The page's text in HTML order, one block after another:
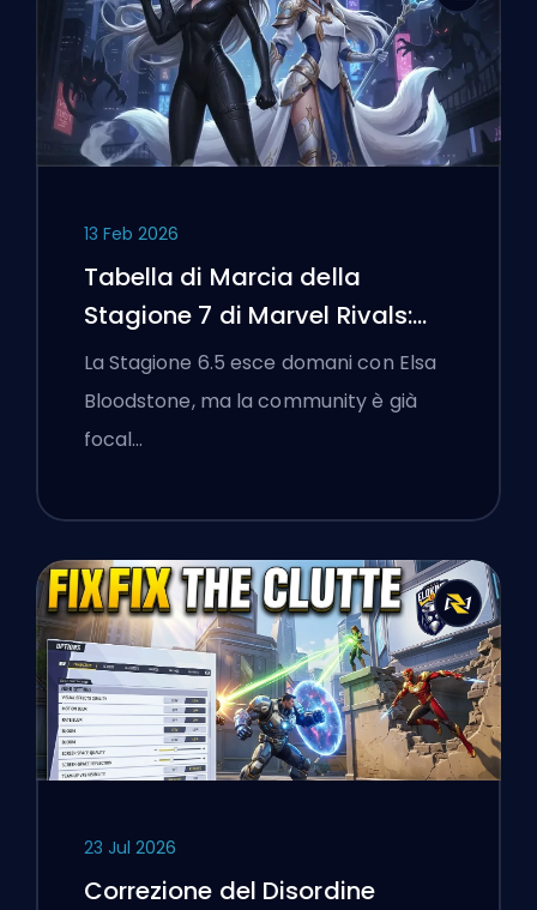
13 Feb 2026
Tabella di Marcia della
Stagione 7 di Marvel Rivals:
Black Cat, White Fox e l'Evento
Monsters Take Manhattan
La Stagione 6.5 esce domani con Elsa
Bloodstone, ma la community è già
focal…
23 Jul 2026
Correzione del Disordine